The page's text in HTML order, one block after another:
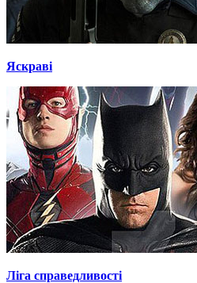
Яскраві
Ліга справедливості